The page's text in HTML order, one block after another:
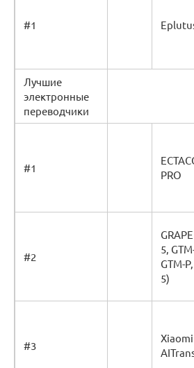
#1
Лучшие
электронные
переводчики
#1
PRO
#2
5,
GTM-
5)
#3